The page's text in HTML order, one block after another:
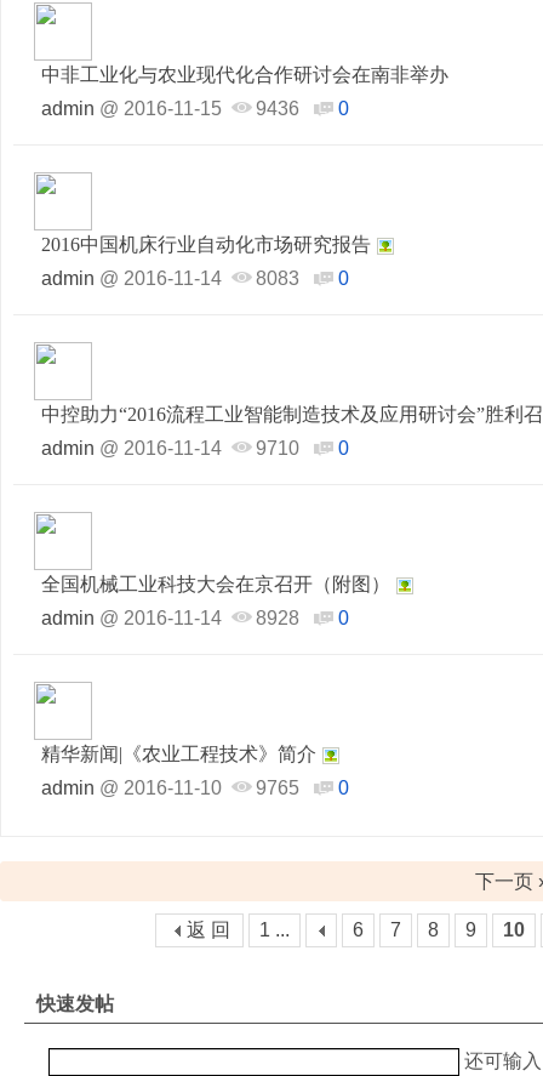
中非工业化与农业现代化合作研讨会在南非举办
admin @ 2016-11-15 9436 0
2016中国机床行业自动化市场研究报告
admin @ 2016-11-14 8083 0
中控助力“2016流程工业智能制造技术及应用研讨会”胜利
admin @ 2016-11-14 9710 0
全国机械工业科技大会在京召开（附图）
admin @ 2016-11-14 8928 0
精华新闻|《农业工程技术》简介
admin @ 2016-11-10 9765 0
下一页
1 ... 6 7 8 9 10
返 回
快速发帖
还可输